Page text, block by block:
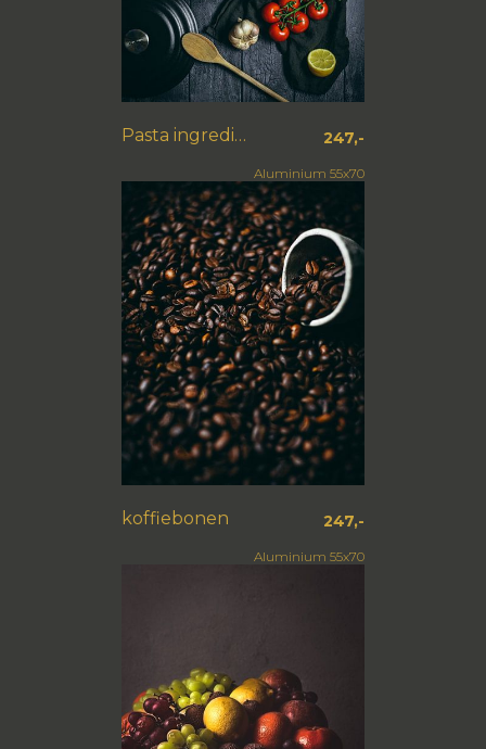
Pasta ingrediënten 247,-
Aluminium 55x70
koffiebonen 247,-
Aluminium 55x70